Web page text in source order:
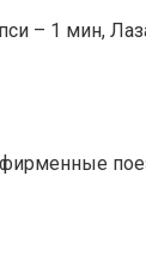
– 1 мин,